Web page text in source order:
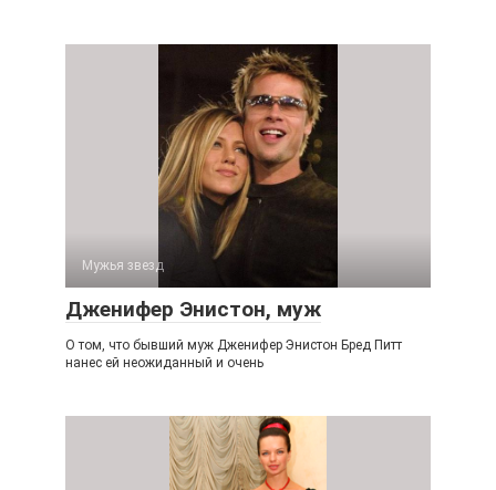
Мужья звезд
Дженифер Энистон, муж
О том, что бывший муж Дженифер Энистон Бред Питт
нанес ей неожиданный и очень